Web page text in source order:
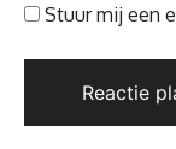
Stuur mij een